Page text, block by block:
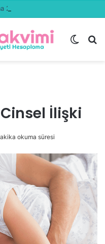
2026 Güncel
Dış
İlişki
okuma süresi